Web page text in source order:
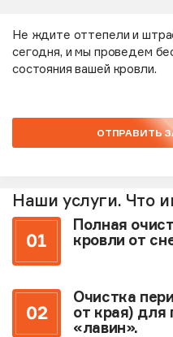
Не ждите оттепели и
сегодня, и мы проведем
состояния вашей кровли.
ОТПРАВИТЬ
Наши услуги. Что
Полная
кровли от
Очистка
от края) для
«лавин».